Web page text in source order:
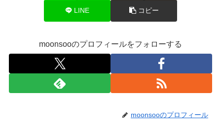
LINE コピー
moonsooのプロフィールをフォローする
moonsooのプロフィール